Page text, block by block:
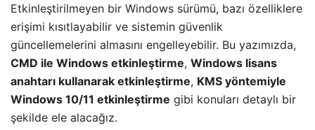
Etkinleştirilmeyen bir Windows sürümü, bazı özelliklere
erişimi kısıtlayabilir ve sistemin güvenlik
güncellemelerini almasını engelleyebilir. Bu yazımızda,
CMD ile Windows etkinleştirme, Windows lisans
anahtarı kullanarak etkinleştirme, KMS yöntemiyle
Windows 10/11 etkinleştirme gibi konuları detaylı bir
şekilde ele alacağız.